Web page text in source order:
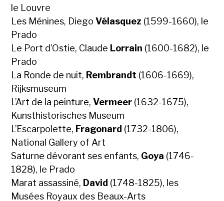
le Louvre
Les Ménines, DiegoVélasquez (1599-1660), le
Prado
Le Port d’Ostie, Claude Lorrain (1600-1682), le
Prado
La Ronde de nuit, Rembrandt (1606-1669),
Rijksmuseum
L’Art de la peinture,Vermeer (1632-1675),
Kunsthistorisches Museum
L’Escarpolette, Fragonard (1732-1806),
National Gallery of Art
Saturne dévorant ses enfants, Goya (1746-
1828), le Prado
Marat assassiné, David (1748-1825), les
Musées Royaux des Beaux-Arts